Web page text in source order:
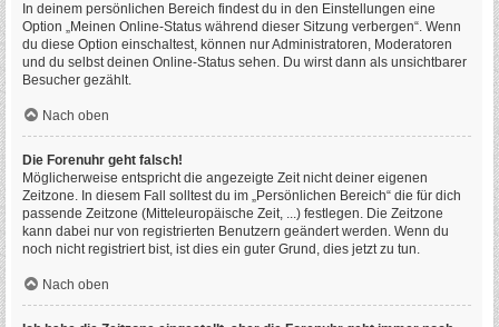
In deinem persönlichen Bereich findest du in den Einstellungen eine
Option „Meinen Online-Status während dieser Sitzung verbergen“. Wenn
du diese Option einschaltest, können nur Administratoren, Moderatoren
und du selbst deinen Online-Status sehen. Du wirst dann als unsichtbarer
Besucher gezählt.
Nach oben
Die Forenuhr geht falsch!
Möglicherweise entspricht die angezeigte Zeit nicht deiner eigenen
Zeitzone. In diesem Fall solltest du im „Persönlichen Bereich“ die für dich
passende Zeitzone (Mitteleuropäische Zeit, ...) festlegen. Die Zeitzone
kann dabei nur von registrierten Benutzern geändert werden. Wenn du
noch nicht registriert bist, ist dies ein guter Grund, dies jetzt zu tun.
Nach oben